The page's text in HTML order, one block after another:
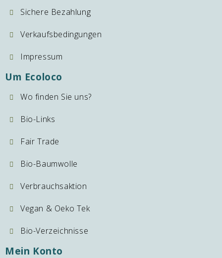
Sichere Bezahlung
Verkaufsbedingungen
Impressum
Um Ecoloco
Wo finden Sie uns?
Bio-Links
Fair Trade
Bio-Baumwolle
Verbrauchsaktion
Vegan & Oeko Tek
Bio-Verzeichnisse
Mein Konto